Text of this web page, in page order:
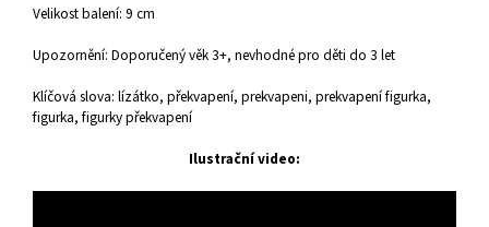
Velikost balení: 9 cm
Upozornění: Doporučený věk 3+, nevhodné pro děti do 3 let
Klíčová slova: lízátko, překvapení, prekvapeni, prekvapení figurka,
figurka, figurky překvapení
Ilustrační video: